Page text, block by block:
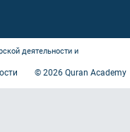
деятельности и
©2026Quran Academy